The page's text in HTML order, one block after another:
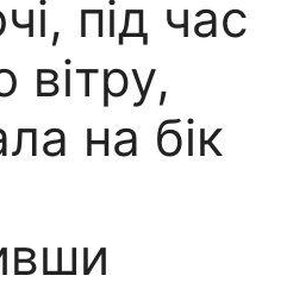
під час
вітру,
на бік